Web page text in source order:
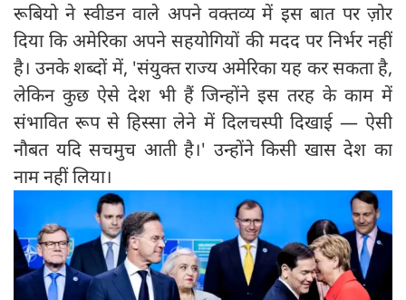
रूबियो ने स्वीडन वाले अपने वक्तव्य में इस बात पर ज़ोर
दिया कि अमेरिका अपने सहयोगियों की मदद पर निर्भर नहीं
है। उनके शब्दों में, 'संयुक्त राज्य अमेरिका यह कर सकता है,
लेकिन कुछ ऐसे देश भी हैं जिन्होंने इस तरह के काम में
संभावित रूप से हिस्सा लेने में दिलचस्पी दिखाई — ऐसी
नौबत यदि सचमुच आती है।' उन्होंने किसी खास देश का
नाम नहीं लिया।